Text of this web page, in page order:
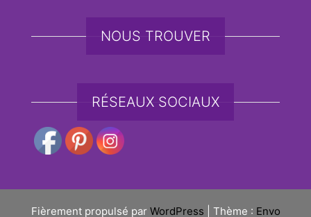
NOUS TROUVER
RÉSEAUX SOCIAUX
Fièrement propulsé par WordPress Thème : Envo